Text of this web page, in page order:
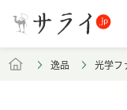
逸品 光学フ